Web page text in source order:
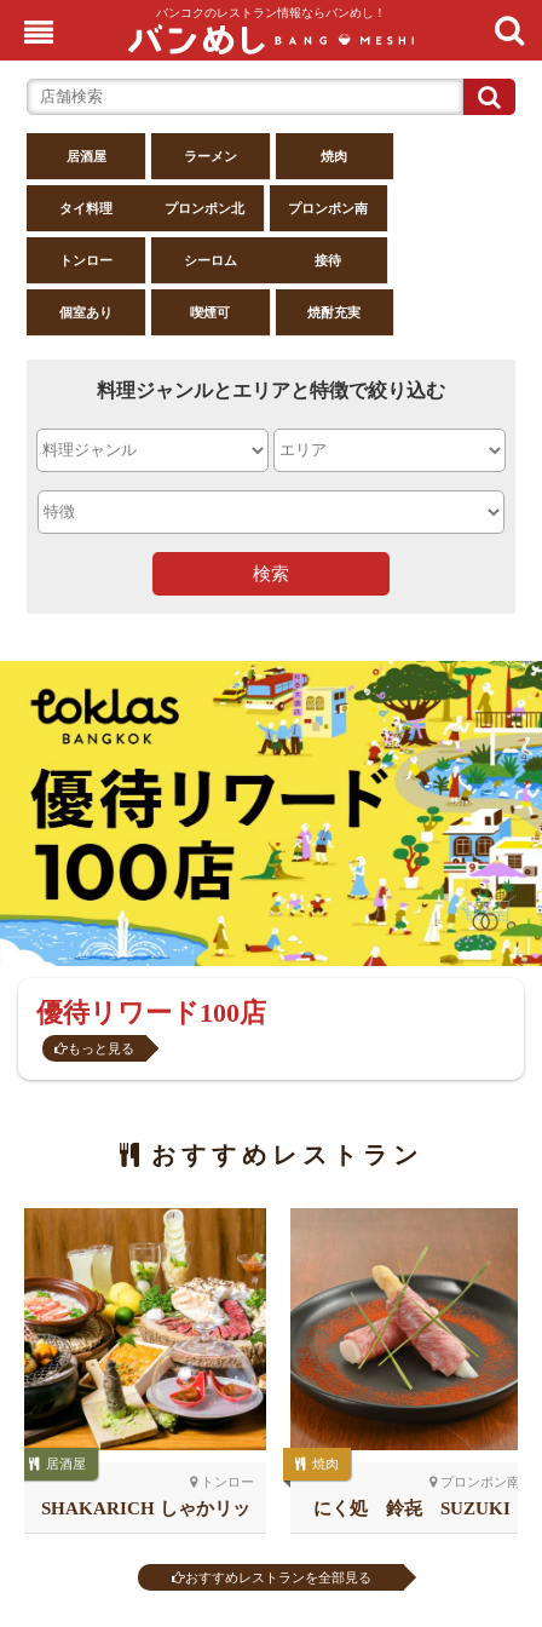
バンコクのレストラン情報ならバンめし！
居酒屋 ラーメン 焼肉
タイ料理 プロンポン北 プロンポン南
トンロー シーロム 接待
個室あり 喫煙可 焼酎充実
料理ジャンルとエリアと特徴で絞り込む
検索
優待リワード100店
もっと見る
おすすめレストラン
トンロー
居酒屋
SHAKARICH しゃかリッ
チ トンロー
プロンポン南
焼肉
にく処 鈴㐂 SUZUKI
おすすめレストランを全部見る